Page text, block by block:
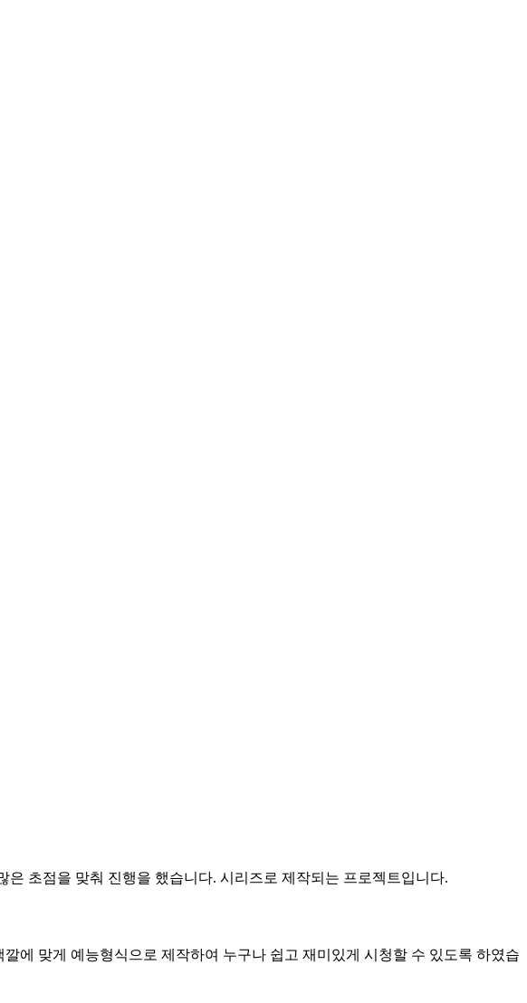
초점을 맞춰 진행을 했습니다. 시리즈로 제작되는 프로젝트입니다.
에 맞게 예능형식으로 제작하여 누구나 쉽고 재미있게 시청할 수 있도록 하였습